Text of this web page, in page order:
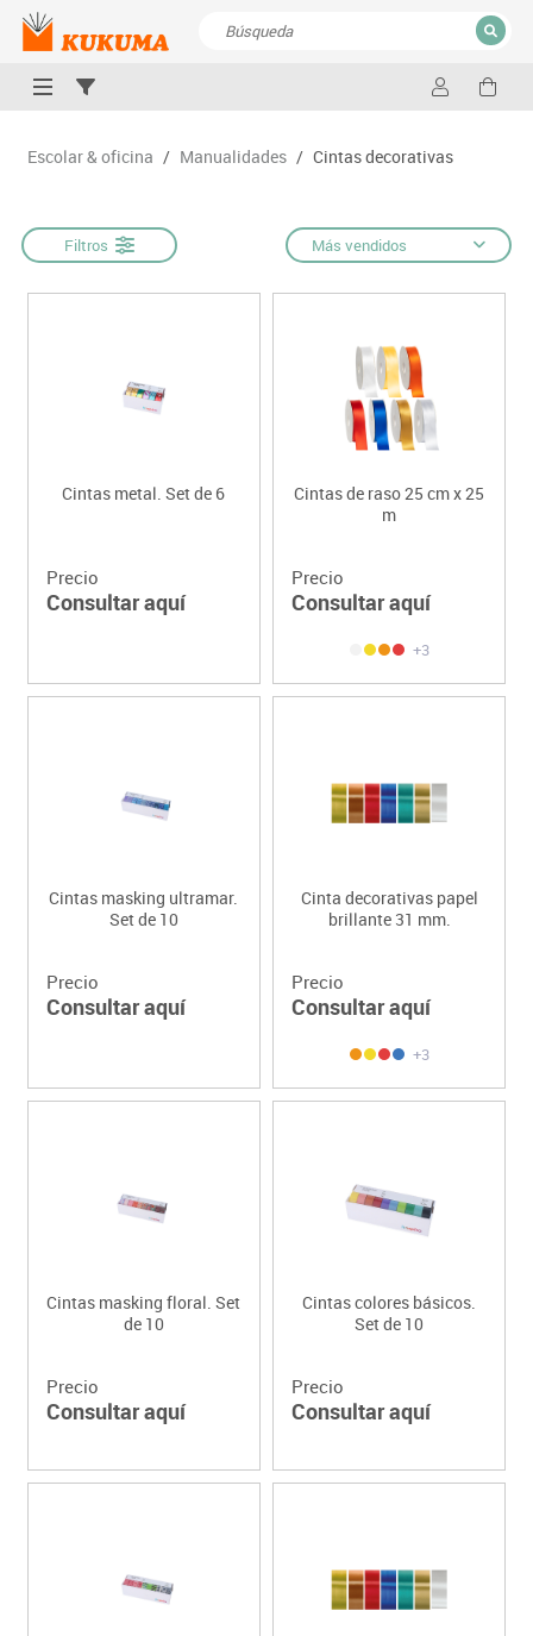
CERRAR
Escolar & oficina / Manualidades / Cintas decorativas
Filtros Más vendidos
Cintas metal. Set de 6
Precio
Consultar aquí
Cintas de raso 25 cm x 25
m
Precio
Consultar aquí
+3
Cintas masking ultramar.
Set de 10
Precio
Consultar aquí
Cinta decorativas papel
brillante 31 mm.
Precio
Consultar aquí
+3
Cintas masking floral. Set
de 10
Precio
Consultar aquí
Cintas colores básicos.
Set de 10
Precio
Consultar aquí